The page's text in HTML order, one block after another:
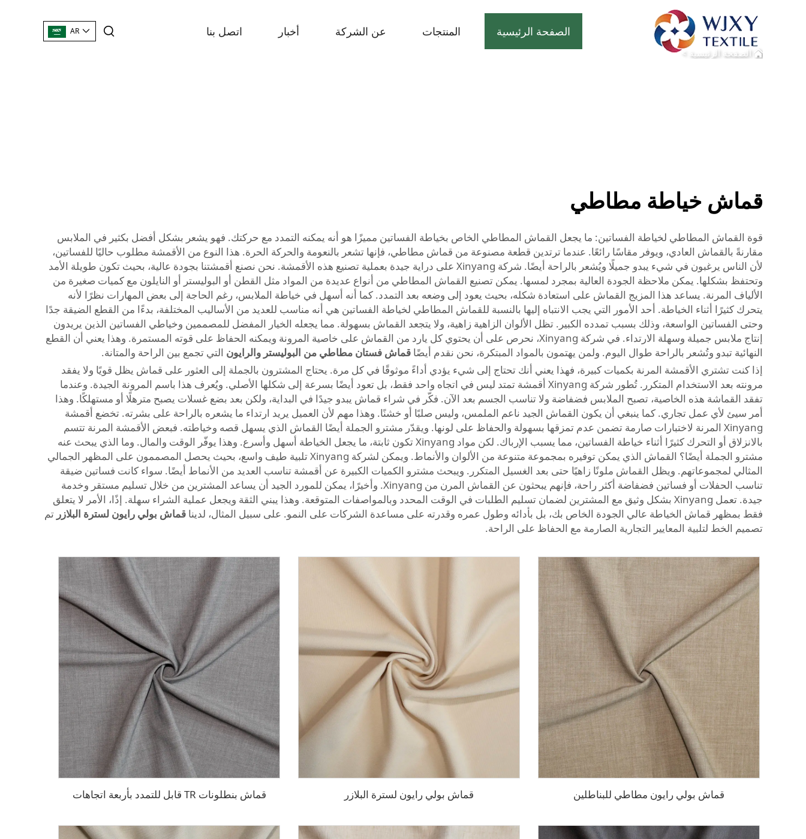
الصفحة الرئيسية المنتجات عن الشركة أخبار اتصل بنا AR
الصفحة الرئيسية >
قماش خياطة مطاطي
قوة القماش المطاطي لخياطة الفساتين: ما يجعل القماش المطاطي الخاص بخياطة الفساتين مميزًا هو أنه يمكنه التمدد مع حركتك. فهو يشعر بشكل أفضل بكثير في الملابس
مقارنةً بالقماش العادي، ويوفر مقاسًا رائعًا. عندما ترتدين قطعة مصنوعة من قماش مطاطي، فإنها تشعر بالنعومة والحركة الحرة. هذا النوع من الأقمشة مطلوب حاليًا للفساتين،
لأن الناس يرغبون في شيء يبدو جميلًا ويُشعر بالراحة أيضًا. شركة Xinyang على دراية جيدة بعملية تصنيع هذه الأقمشة. نحن نصنع أقمشتنا بجودة عالية، بحيث تكون طويلة الأمد
وتحتفظ بشكلها. يمكن ملاحظة الجودة العالية بمجرد لمسها. يمكن تصنيع القماش المطاطي من أنواع عديدة من المواد مثل القطن أو البوليستر أو النايلون مع كميات صغيرة من
الألياف المرنة. يساعد هذا المزيج القماش على استعادة شكله، بحيث يعود إلى وضعه بعد التمدد. كما أنه أسهل في خياطة الملابس، رغم الحاجة إلى بعض المهارات نظرًا لأنه
يتحرك كثيرًا أثناء الخياطة. أحد الأمور التي يجب الانتباه إليها بالنسبة للقماش المطاطي لخياطة الفساتين هي أنه مناسب للعديد من الأساليب المختلفة، بدءًا من القطع الضيقة جدًا
وحتى الفساتين الواسعة، وذلك بسبب تمدده الكبير. تظل الألوان الزاهية زاهية، ولا يتجعد القماش بسهولة. مما يجعله الخيار المفضل للمصممين وخياطي الفساتين الذين يريدون
إنتاج ملابس جميلة وسهلة الارتداء. في شركة Xinyang، نحرص على أن يحتوي كل يارد من القماش على خاصية المرونة ويمكنه الحفاظ على قوته المستمرة. وهذا يعني أن القطع
النهائية تبدو وتُشعر بالراحة طوال اليوم. ولمن يهتمون بالمواد المبتكرة، نحن نقدم أيضًا قماش فستان مطاطي من البوليستر والرايون التي تجمع بين الراحة والمتانة.
إذا كنت تشتري الأقمشة المرنة بكميات كبيرة، فهذا يعني أنك تحتاج إلى شيء يؤدي أداءً موثوقًا في كل مرة. يحتاج المشترون بالجملة إلى العثور على قماش يظل قويًا ولا يفقد
مرونته بعد الاستخدام المتكرر. تُطور شركة Xinyang أقمشة تمتد ليس في اتجاه واحد فقط، بل تعود أيضًا بسرعة إلى شكلها الأصلي. ويُعرف هذا باسم المرونة الجيدة. وعندما
تفقد القماشة هذه الخاصية، تصبح الملابس فضفاضة ولا تناسب الجسم بعد الآن. فكّر في شراء قماش يبدو جيدًا في البداية، ولكن بعد بضع غسلات يصبح مترهلًا أو مستهلكًا. وهذا
أمر سيئ لأي عمل تجاري. كما ينبغي أن يكون القماش الجيد ناعم الملمس، وليس صلبًا أو خشنًا. وهذا مهم لأن العميل يريد ارتداء ما يشعره بالراحة على بشرته. تخضع أقمشة
Xinyang المرنة لاختبارات صارمة تضمن عدم تمزقها بسهولة والحفاظ على لونها. ويقدّر مشترو الجملة أيضًا القماش الذي يسهل قصه وخياطته. فبعض الأقمشة المرنة تتسم
بالانزلاق أو التحرك كثيرًا أثناء خياطة الفساتين، مما يسبب الإرباك. لكن مواد Xinyang تكون ثابتة، ما يجعل الخياطة أسهل وأسرع. وهذا يوفّر الوقت والمال. وما الذي يبحث عنه
مشترو الجملة أيضًا؟ القماش الذي يمكن توفيره بمجموعة متنوعة من الألوان والأنماط. ويمكن لشركة Xinyang تلبية طيف واسع، بحيث يحصل المصممون على المظهر الجمالي
المثالي لمجموعاتهم. ويظل القماش ملونًا زاهيًا حتى بعد الغسيل المتكرر. ويبحث مشترو الكميات الكبيرة عن أقمشة تناسب العديد من الأنماط أيضًا. سواء كانت فساتين ضيقة
تناسب الحفلات أو فساتين فضفاضة أكثر راحة، فإنهم يبحثون عن القماش المرن من Xinyang. وأخيرًا، يمكن للمورد الجيد أن يساعد المشترين من خلال تسليم مستقر وخدمة
جيدة. تعمل Xinyang بشكل وثيق مع المشترين لضمان تسليم الطلبات في الوقت المحدد وبالمواصفات المتوقعة. وهذا يبني الثقة ويجعل عملية الشراء سهلة. إذًا، الأمر لا يتعلق
فقط بمظهر قماش الخياطة عالي الجودة الخاص بك، بل بأدائه وطول عمره وقدرته على مساعدة الشركات على النمو. على سبيل المثال، لدينا قماش بولي رايون لسترة البلازر تم
تصميم الخط لتلبية المعايير التجارية الصارمة مع الحفاظ على الراحة.
قماش بولي رايون مطاطي للبناطلين قماش بولي رايون لسترة البلازر قماش بنطلونات TR قابل للتمدد بأربعة اتجاهات